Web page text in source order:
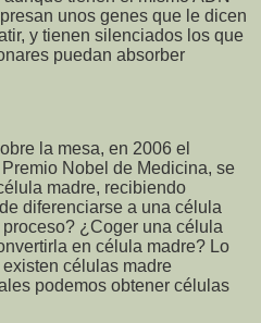
unos genes que le dicen
y tienen silenciados los que
puedan absorber
la mesa, en 2006 el
Nobel de Medicina, se
madre, recibiendo
diferenciarse a una célula
¿Coger una célula
en célula madre? Lo
células madre
podemos obtener células